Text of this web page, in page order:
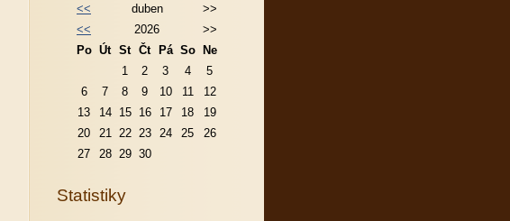
<< duben
>>
<<
2026
>>
Po Út St Čt Pá So
Ne
1
2 3 4
5
6
7 8 9 10 11
12
13
14 15 16 17 18
19
20
21 22 23 24 25
26
27
28 29 30
Statistiky